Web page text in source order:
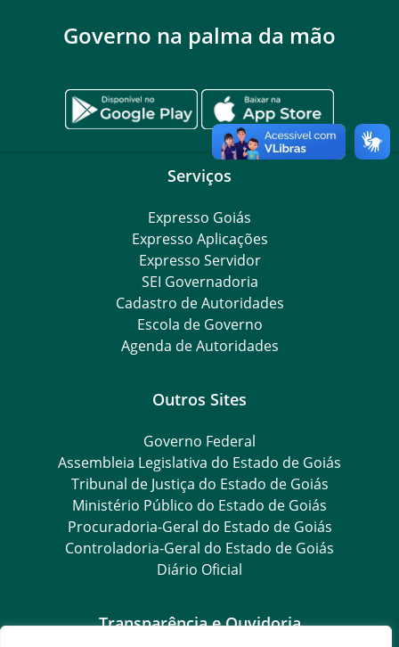
Governo na palma da mão
Serviços
Expresso Goiás
Expresso Aplicações
Expresso Servidor
SEI Governadoria
Cadastro de Autoridades
Escola de Governo
Agenda de Autoridades
Outros Sites
Governo Federal
Assembleia Legislativa do Estado de Goiás
Tribunal de Justiça do Estado de Goiás
Ministério Público do Estado de Goiás
Procuradoria-Geral do Estado de Goiás
Controladoria-Geral do Estado de Goiás
Diário Oficial
Transparência e Ouvidoria